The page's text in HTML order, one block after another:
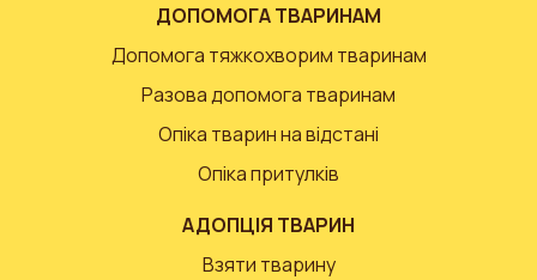
ДОПОМОГА ТВАРИНАМ
Допомога тяжкохворим тваринам
Разова допомога тваринам
Опіка тварин на відстані
Опіка притулків
АДОПЦІЯ ТВАРИН
Взяти тварину